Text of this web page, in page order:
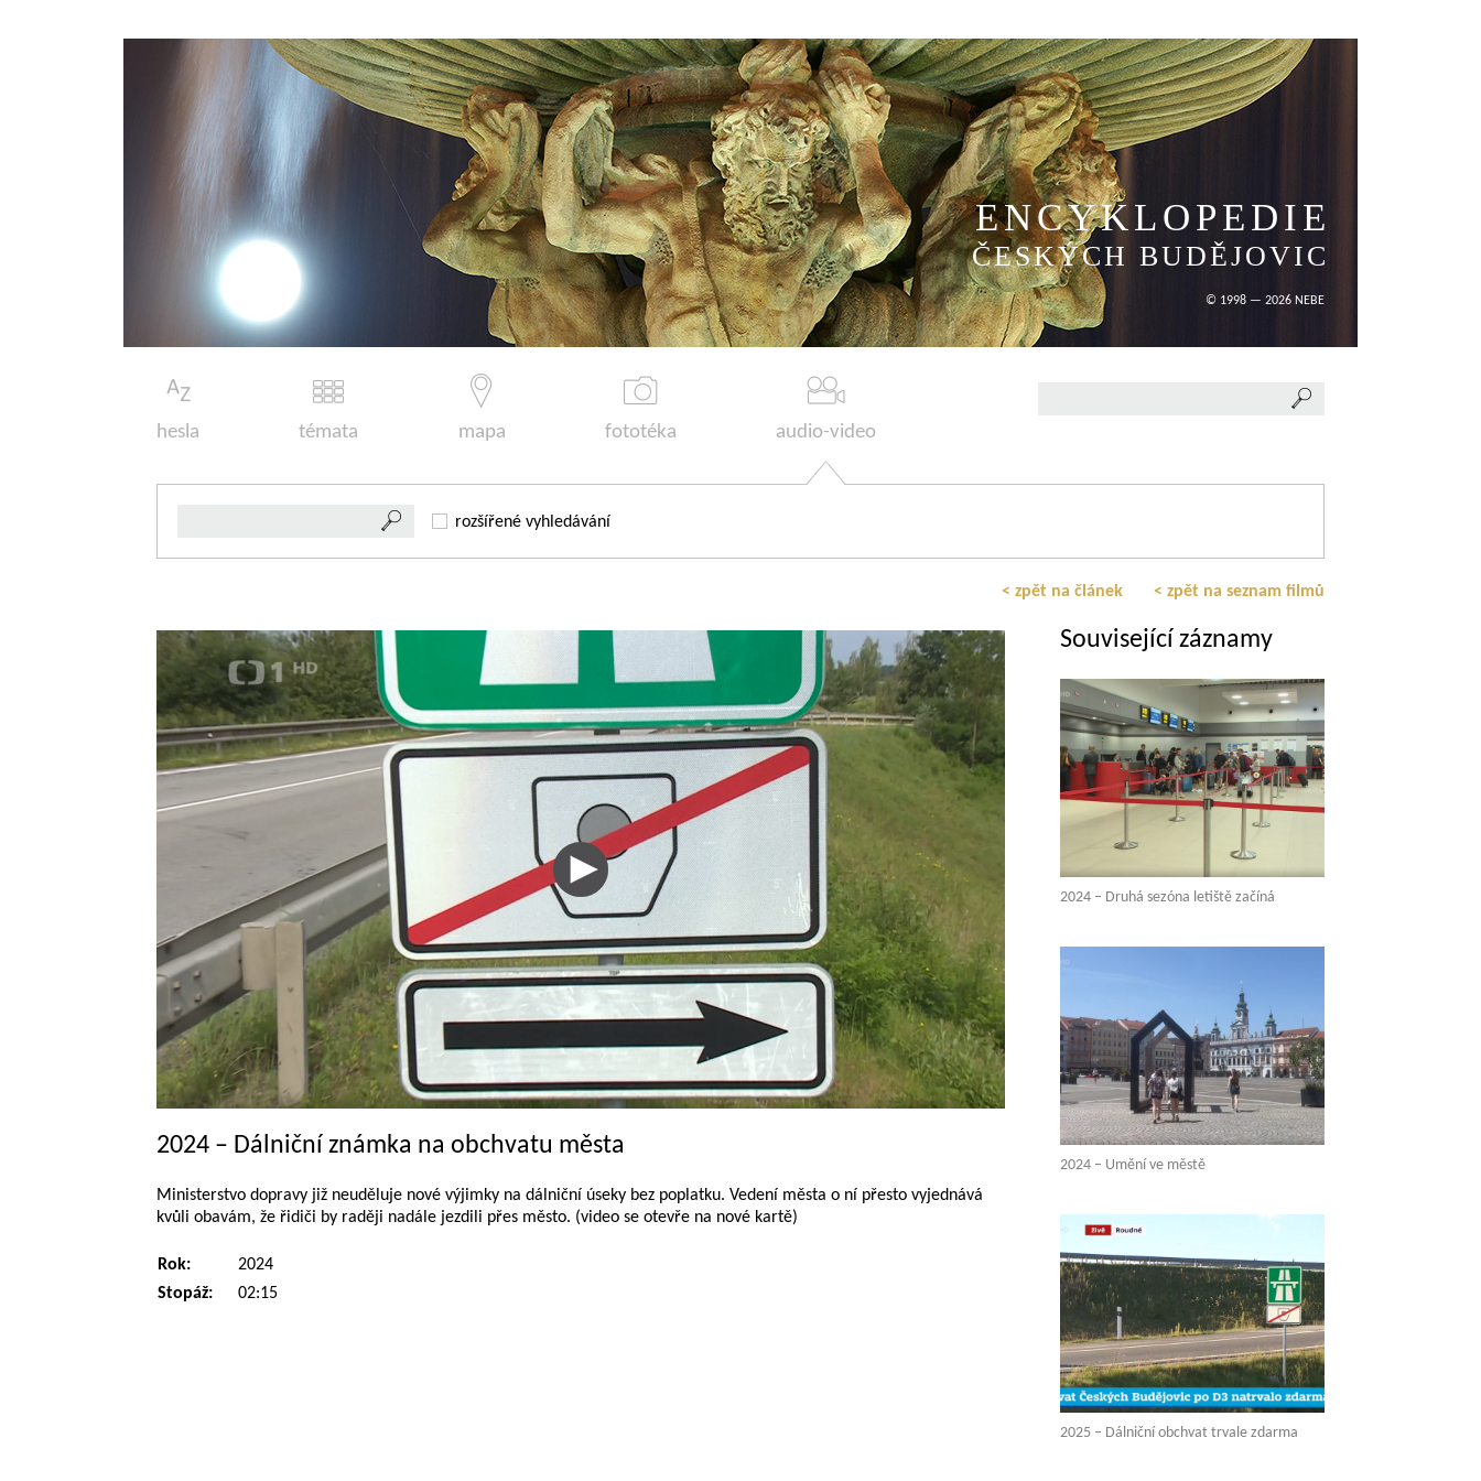
ENCYKLOPEDIE
ČESKÝCH BUDĚJOVIC
© 1998 — 2026 NEBE
hesla témata mapa fototéka audio-video
rozšířené vyhledávání
< zpět na článek < zpět na seznam filmů
2024 – Dálniční známka na obchvatu města
Ministerstvo dopravy již neuděluje nové výjimky na dálniční úseky bez poplatku. Vedení města o ní přesto vyjednává
kvůli obavám, že řidiči by raději nadále jezdili přes město. (video se otevře na nové kartě)
Rok:
2024
Stopáž:
02:15
Související záznamy
2024 – Druhá sezóna letiště začíná
2024 – Umění ve městě
2025 – Dálniční obchvat trvale zdarma